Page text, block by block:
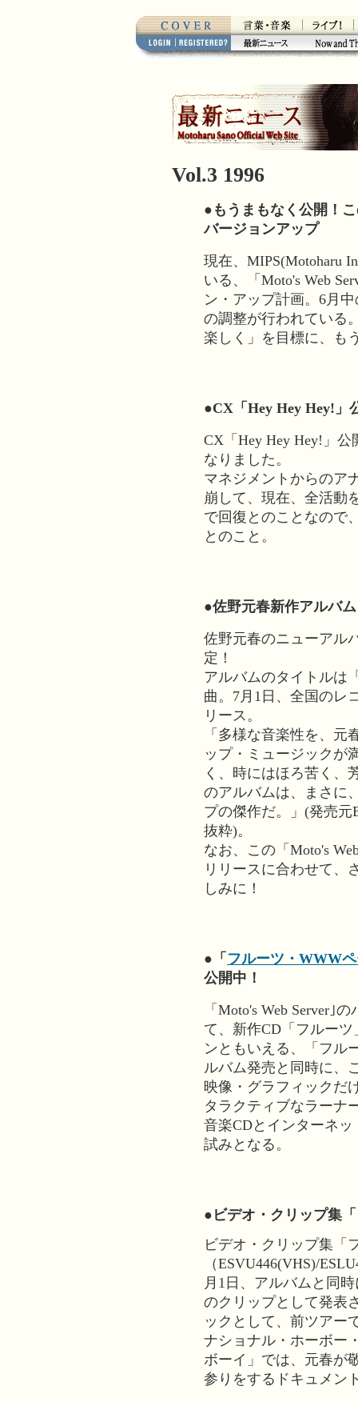
Vol.3 1996
●もうまもなく公開！
バージョンアップ
現在、MIPS(Motoharu
いる、「Moto's Web
ン・アップ計画。6月
の調整が行われている
楽しく」を目標に、も
●CX「Hey Hey Hey!」
CX「Hey Hey Hey!」
なりました。
マネジメントからのア
崩して、現在、全活動
で回復とのことなので
とのこと。
●佐野元春新作アルバ
佐野元春のニューアル
定！
アルバムのタイトルは
曲。7月1日、全国のレ
リース。
「多様な音楽性を、
ップ・ミュージック
く、時にはほろ苦く、
のアルバムは、まさに
プの傑作だ。」(発売元
抜粋)。
なお、この「Moto's
リリースに合わせて、
しみに！
●「 フルーツ・WWW
公開中！
「Moto's Web Server｣
て、新作CD「フルー
ンともいえる、「フル
ルバム発売と同時に
映像・グラフィックだ
タラクティブなラーナ
音楽CDとインターネ
試みとなる。
●ビデオ・クリップ集
ビデオ・クリップ集「
（ESVU446(VHS)/
月1日、アルバムと同
のクリップとして発表
ックとして、前ツアー
ナショナル・ホーボー
ボーイ」では、元春が
参りをするドキュメン